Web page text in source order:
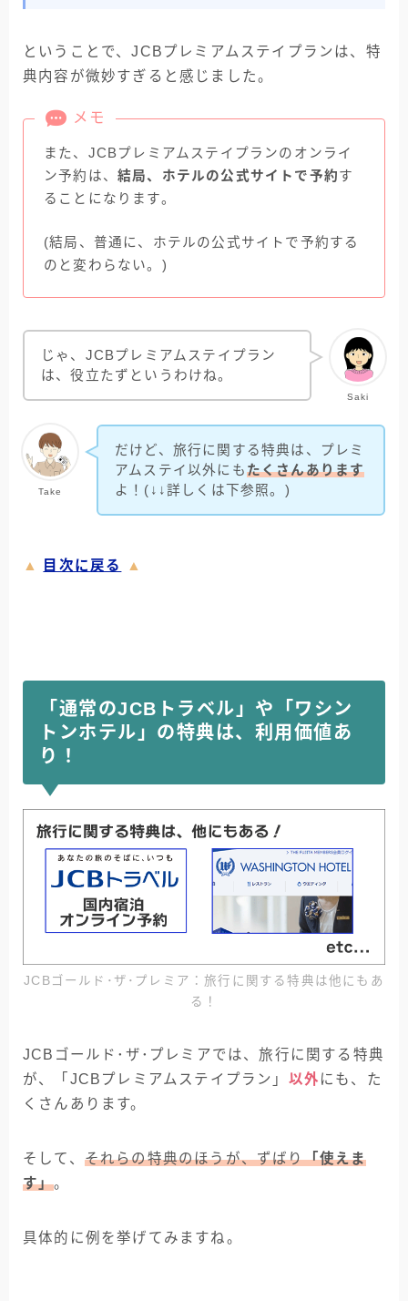
ということで、JCBプレミアムステイプランは、特
典内容が微妙すぎると感じました。
メモ
また、JCBプレミアムステイプランのオンライ
ン予約は、 結局、ホテルの公式サイトで予約す
ることになります。
(結局、普通に、ホテルの公式サイトで予約する
のと変わらない。)
Saki
じゃ、JCBプレミアムステイプラン
は、役立たずというわけね。
Take
だけど、旅行に関する特典は、プレミ
アムステイ以外にもたくさんあります
よ！(↓↓詳しくは下参照。)
▲ 目次に戻る ▲
「通常のJCBトラベル」や「ワシン
トンホテル」の特典は、利用価値あ
り！
JCBゴールド･ザ･プレミア：旅行に関する特典は他にもあ
る！
JCBゴールド･ザ･プレミアでは、旅行に関する特典
が、「JCBプレミアムステイプラン」 以外 にも、た
くさんあります。
そして、 それらの特典のほうが、ずばり「使えま
す」。
具体的に例を挙げてみますね。